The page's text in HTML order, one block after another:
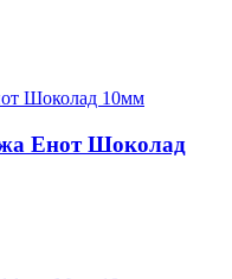
Енот Шоколад